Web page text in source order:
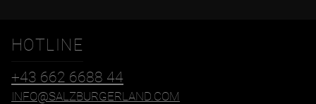
HOTLINE
+43 662 6688 44
INFO@SALZBURGERLAND.COM